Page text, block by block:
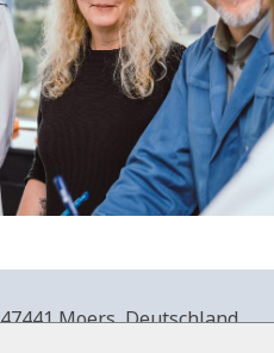
Moers, Deutschland.